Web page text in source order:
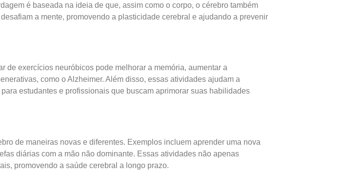
é baseada na ideia de que, assim como o corpo, o cérebro também
a mente, promovendo a plasticidade cerebral e ajudando a prevenir
de exercícios neuróbicos pode melhorar a memória, aumentar a
como o Alzheimer. Além disso, essas atividades ajudam a
estudantes e profissionais que buscam aprimorar suas habilidades
de maneiras novas e diferentes. Exemplos incluem aprender uma nova
diárias com a mão não dominante. Essas atividades não apenas
promovendo a saúde cerebral a longo prazo.